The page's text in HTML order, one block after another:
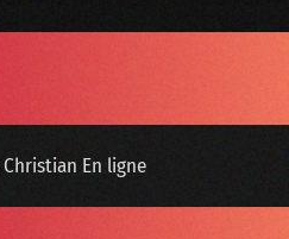
Christian En ligne